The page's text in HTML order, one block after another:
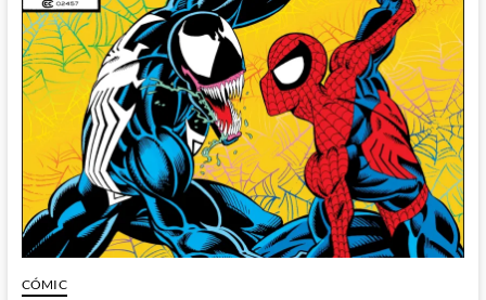
X
no
volvió
a
ser
que
era:
Wizard,
The
Guide
to
Comics
#17
(III)
CÓMIC